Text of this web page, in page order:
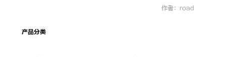
作者：road
产品分类